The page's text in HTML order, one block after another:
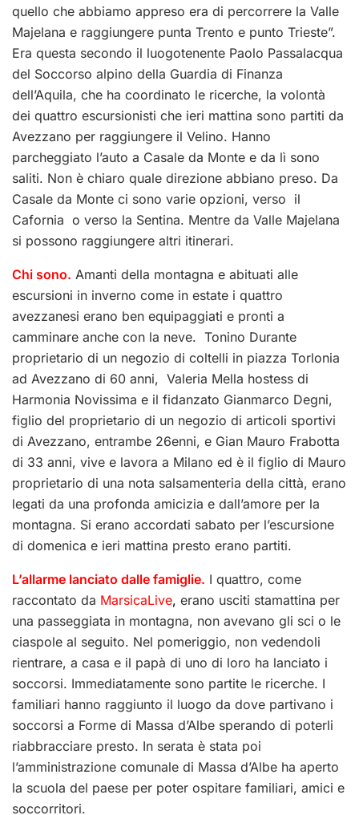
quello che abbiamo appreso era di percorrere la Valle
Majelana e raggiungere punta Trento e punto Trieste”.
Era questa secondo il luogotenente Paolo Passalacqua
del Soccorso alpino della Guardia di Finanza
dell’Aquila, che ha coordinato le ricerche, la volontà
dei quattro escursionisti che ieri mattina sono partiti da
Avezzano per raggiungere il Velino. Hanno
parcheggiato l’auto a Casale da Monte e da lì sono
saliti. Non è chiaro quale direzione abbiano preso. Da
Casale da Monte ci sono varie opzioni, verso il
Cafornia o verso la Sentina. Mentre da Valle Majelana
si possono raggiungere altri itinerari.
Chi sono. Amanti della montagna e abituati alle
escursioni in inverno come in estate i quattro
avezzanesi erano ben equipaggiati e pronti a
camminare anche con la neve. Tonino Durante
proprietario di un negozio di coltelli in piazza Torlonia
ad Avezzano di 60 anni, Valeria Mella hostess di
Harmonia Novissima e il fidanzato Gianmarco Degni,
figlio del proprietario di un negozio di articoli sportivi
di Avezzano, entrambe 26enni, e Gian Mauro Frabotta
di 33 anni, vive e lavora a Milano ed è il figlio di Mauro
proprietario di una nota salsamenteria della città, erano
legati da una profonda amicizia e dall’amore per la
montagna. Si erano accordati sabato per l’escursione
di domenica e ieri mattina presto erano partiti.
L’allarme lanciato dalle famiglie. I quattro, come
raccontato da MarsicaLive, erano usciti stamattina per
una passeggiata in montagna, non avevano gli sci o le
ciaspole al seguito. Nel pomeriggio, non vedendoli
rientrare, a casa e il papà di uno di loro ha lanciato i
soccorsi. Immediatamente sono partite le ricerche. I
familiari hanno raggiunto il luogo da dove partivano i
soccorsi a Forme di Massa d’Albe sperando di poterli
riabbracciare presto. In serata è stata poi
l’amministrazione comunale di Massa d’Albe ha aperto
la scuola del paese per poter ospitare familiari, amici e
soccorritori.